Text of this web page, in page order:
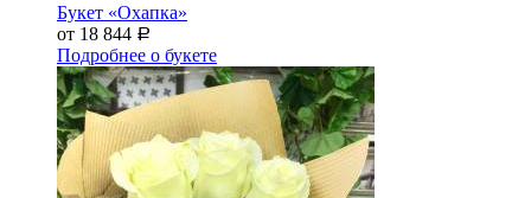
Букет «Охапка»
от 18 844 Р
Подробнее о букете